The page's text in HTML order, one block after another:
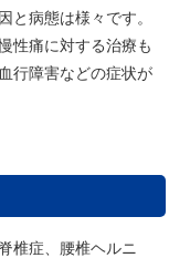
と病態は様々です。
性痛に対する治療も
行障害などの症状が
椎症、腰椎ヘルニ